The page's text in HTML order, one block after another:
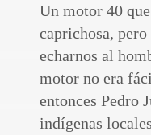
Un motor 40
caprichosa,
echarnos al
motor no era
entonces Pedro
indígenas